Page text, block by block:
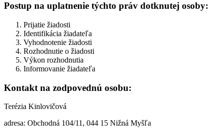
Postup na uplatnenie týchto práv dotknutej osoby:
Prijatie žiadosti
Identifikácia žiadateľa
Vyhodnotenie žiadosti
Rozhodnutie o žiadosti
Výkon rozhodnutia
Informovanie žiadateľa
Kontakt na zodpovednú osobu:
Terézia Kinlovičová
adresa: Obchodná 104/11, 044 15 Nižná Myšľa